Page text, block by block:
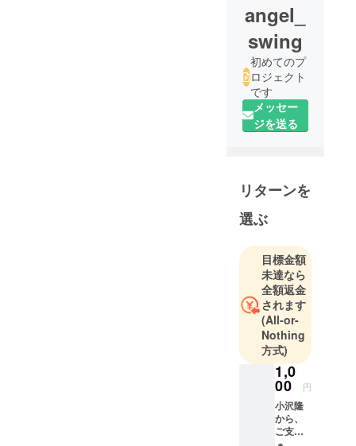
angel_
swing
初めてのプ
ロジェクト
です
メッセー
ジを送る
リターンを
選ぶ
目標金額
未達なら
全額返金
されます
(All-or-
Nothing
方式)
1,0
00 円
小沢隆
から、
ご支援